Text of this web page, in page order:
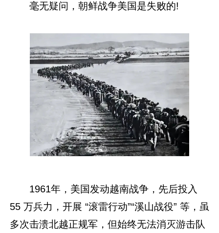
毫无疑问，朝鲜战争美国是失败的!
1961年，美国发动越南战争，先后投入
55 万兵力，开展 “滚雷行动”“溪山战役” 等，虽
多次击溃北越正规军，但始终无法消灭游击队